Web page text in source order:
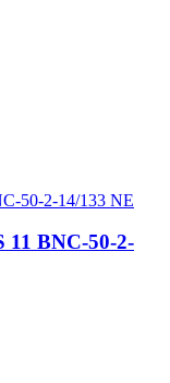
11 BNC-50-2-